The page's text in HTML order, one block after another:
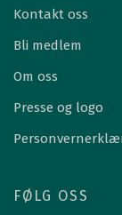
Kontakt oss
Bli medlem
Om oss
Presse og logo
FØLG OSS